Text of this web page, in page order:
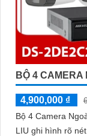
BỘ 4 CAMERA
4,900,000 ₫
Bộ 4 Camera
LIU ghi hình rõ